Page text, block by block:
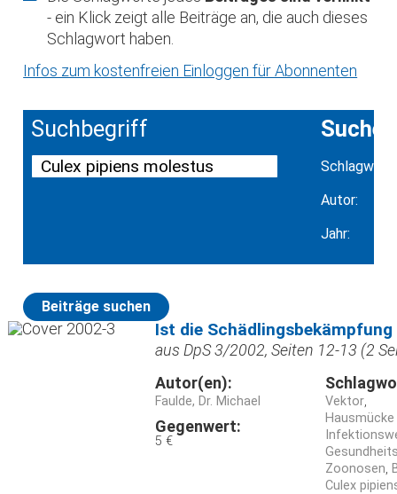
- ein Klick zeigt alle Beiträge an, die auch dieses
Schlagwort haben.
Infos zum kostenfreien Einloggen für Abonnenten
Suchbegriff Suche
Schlagwort:
Autor:
Jahr:
Beiträge suchen
Ist die
aus DpS 3/2002, Seiten 12-13 (2
Autor(en):
Faulde, Dr. Michael
Gegenwert:
5 €
Vektor
Zoonosen
Culex